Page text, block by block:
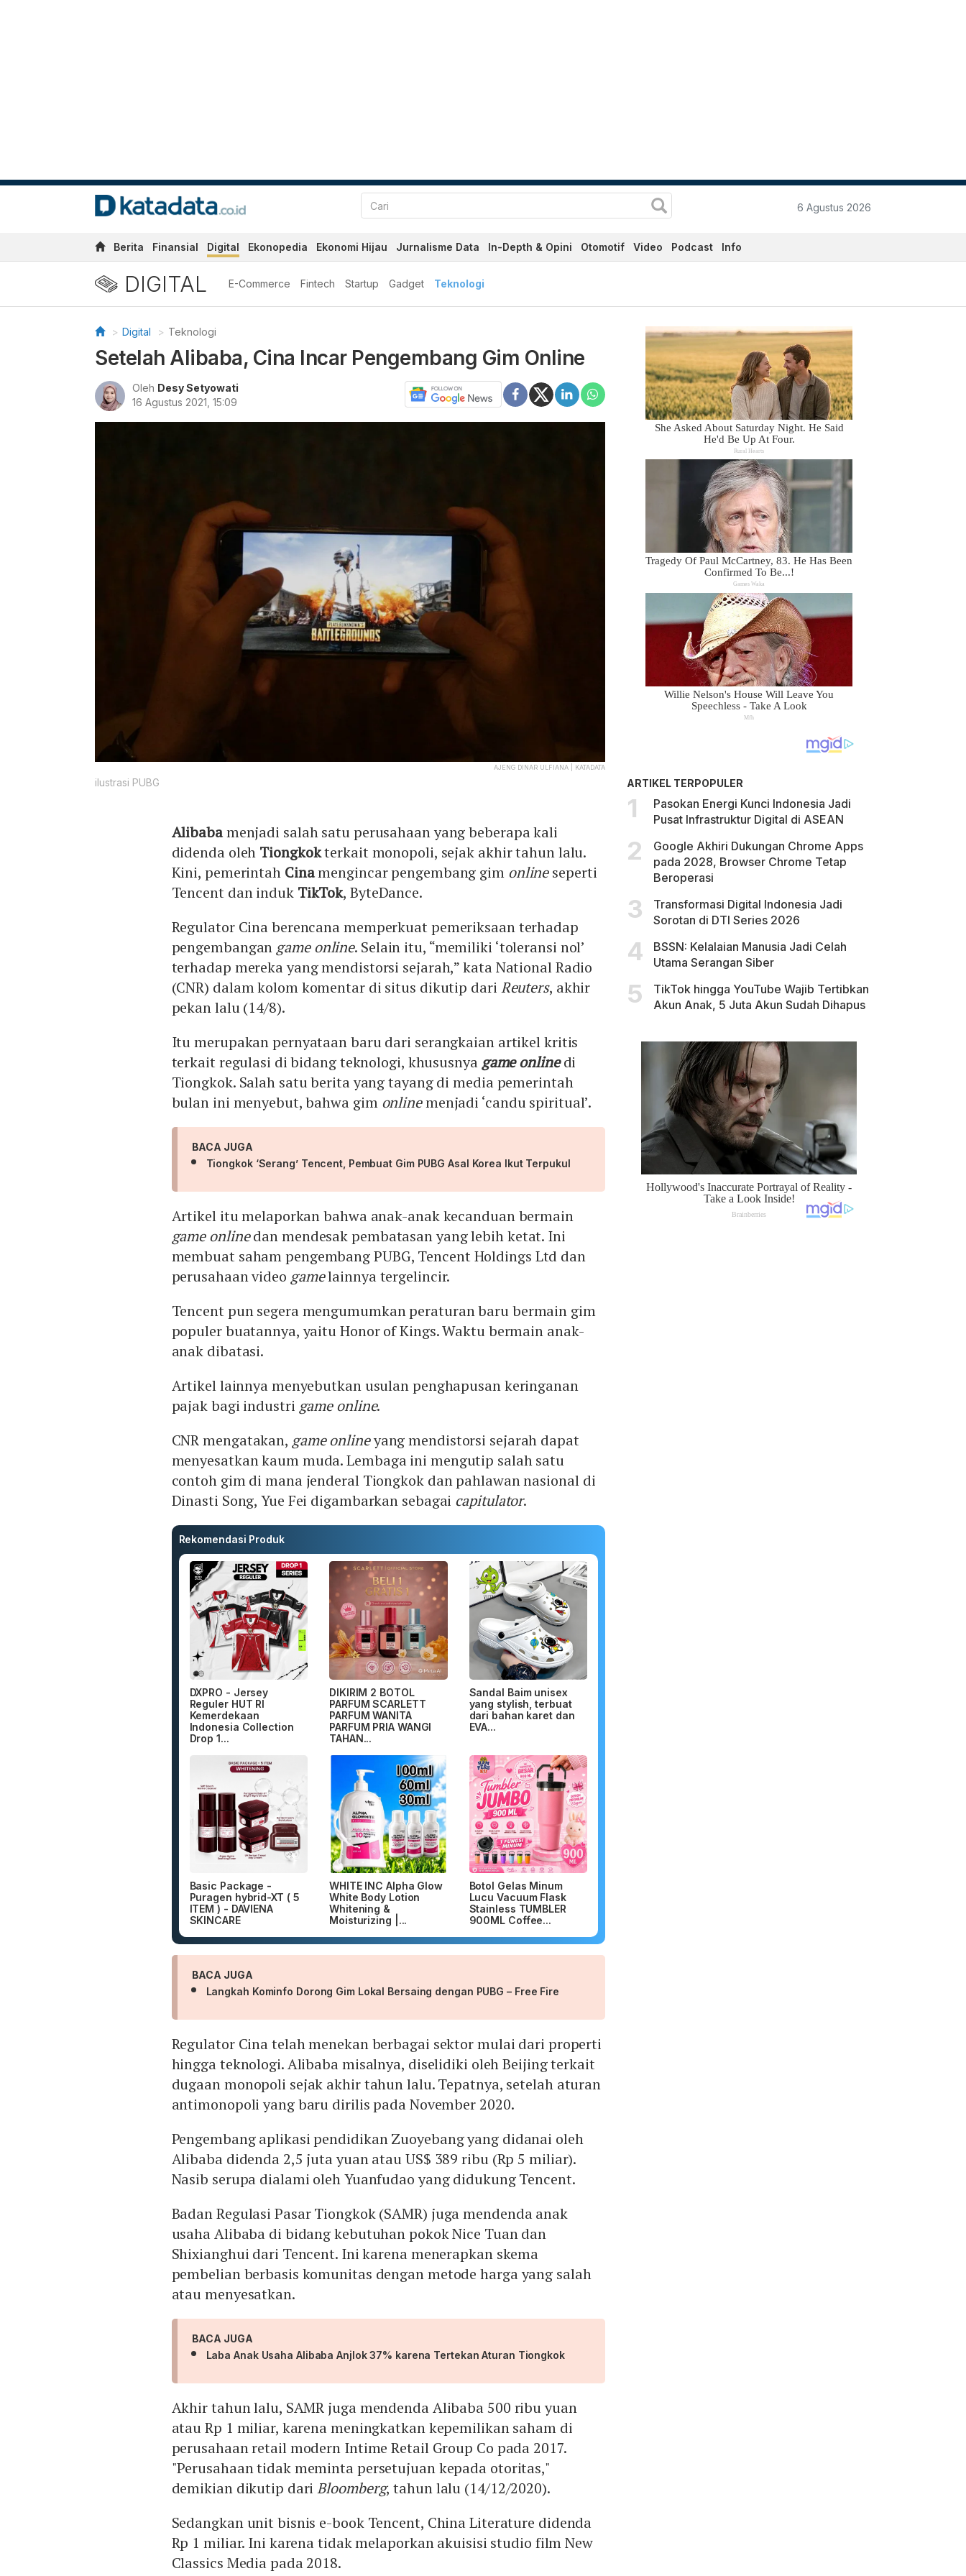
6 Agustus 2026
Berita Finansial Digital Ekonopedia Ekonomi Hijau Jurnalisme Data In-Depth & Opini Otomotif Video Podcast Info
DIGITAL E-Commerce Fintech Startup Gadget Teknologi
Digital Teknologi
Setelah Alibaba, Cina Incar Pengembang Gim Online
Oleh Desy Setyowati
16 Agustus 2021, 15:09
AJENG DINAR ULFIANA | KATADATA
ilustrasi PUBG
Alibabamenjadi salah satu perusahaan yang beberapa kali
didenda oleh Tiongkokterkait monopoli, sejak akhir tahun lalu.
Kini, pemerintah Cinamengincar pengembang gim onlineseperti
Tencent dan induk TikTok, ByteDance.
Regulator Cina berencana memperkuat pemeriksaan terhadap
pengembangan game online. Selain itu, “memiliki ‘toleransi nol’
terhadap mereka yang mendistorsi sejarah,” kata National Radio
(CNR) dalam kolom komentar di situs dikutip dari Reuters, akhir
pekan lalu (14/8).
Itu merupakan pernyataan baru dari serangkaian artikel kritis
terkait regulasi di bidang teknologi, khususnya game onlinedi
Tiongkok. Salah satu berita yang tayang di media pemerintah
bulan ini menyebut, bahwa gim onlinemenjadi ‘candu spiritual’.
BACA JUGA
Tiongkok ‘Serang’ Tencent, Pembuat Gim PUBG Asal Korea Ikut Terpukul
Artikel itu melaporkan bahwa anak-anak kecanduan bermain
game onlinedan mendesak pembatasan yang lebih ketat. Ini
membuat saham pengembang PUBG, Tencent Holdings Ltd dan
perusahaan video gamelainnya tergelincir.
Tencent pun segera mengumumkan peraturan baru bermain gim
populer buatannya, yaitu Honor of Kings. Waktu bermain anak-
anak dibatasi.
Artikel lainnya menyebutkan usulan penghapusan keringanan
pajak bagi industri game online.
CNR mengatakan, game onlineyang mendistorsi sejarah dapat
menyesatkan kaum muda. Lembaga ini mengutip salah satu
contoh gim di mana jenderal Tiongkok dan pahlawan nasional di
Dinasti Song, Yue Fei digambarkan sebagai capitulator.
Rekomendasi Produk
DXPRO - Jersey
Reguler HUT RI
Kemerdekaan
Indonesia Collection
Drop 1...
DIKIRIM 2 BOTOL
PARFUM SCARLETT
PARFUM WANITA
PARFUM PRIA WANGI
TAHAN...
Sandal Baim unisex
yang stylish, terbuat
dari bahan karet dan
EVA...
Basic Package -
Puragen hybrid-XT ( 5
ITEM ) - DAVIENA
SKINCARE
WHITE INC Alpha Glow
White Body Lotion
Whitening &
Moisturizing |...
Botol Gelas Minum
Lucu Vacuum Flask
Stainless TUMBLER
900ML Coffee...
BACA JUGA
Langkah Kominfo Dorong Gim Lokal Bersaing dengan PUBG – Free Fire
Regulator Cina telah menekan berbagai sektor mulai dari properti
hingga teknologi. Alibaba misalnya, diselidiki oleh Beijing terkait
dugaan monopoli sejak akhir tahun lalu. Tepatnya, setelah aturan
antimonopoli yang baru dirilis pada November 2020.
Pengembang aplikasi pendidikan Zuoyebang yang didanai oleh
Alibaba didenda 2,5 juta yuan atau US$ 389 ribu (Rp 5 miliar).
Nasib serupa dialami oleh Yuanfudao yang didukung Tencent.
Badan Regulasi Pasar Tiongkok (SAMR) juga mendenda anak
usaha Alibaba di bidang kebutuhan pokok Nice Tuan dan
Shixianghui dari Tencent. Ini karena menerapkan skema
pembelian berbasis komunitas dengan metode harga yang salah
atau menyesatkan.
BACA JUGA
Laba Anak Usaha Alibaba Anjlok 37% karena Tertekan Aturan Tiongkok
Akhir tahun lalu, SAMR juga mendenda Alibaba 500 ribu yuan
atau Rp 1 miliar, karena meningkatkan kepemilikan saham di
perusahaan retail modern Intime Retail Group Co pada 2017.
"Perusahaan tidak meminta persetujuan kepada otoritas,"
demikian dikutip dariBloomberg, tahun lalu (14/12/2020).
Sedangkan unit bisnis e-book Tencent, China Literature didenda
Rp 1 miliar. Ini karena tidak melaporkan akuisisi studio film New
Classics Media pada 2018.
ARTIKEL TERPOPULER
Pasokan Energi Kunci Indonesia Jadi
Pusat Infrastruktur Digital di ASEAN
Google Akhiri Dukungan Chrome Apps
pada 2028, Browser Chrome Tetap
Beroperasi
Transformasi Digital Indonesia Jadi
Sorotan di DTI Series 2026
BSSN: Kelalaian Manusia Jadi Celah
Utama Serangan Siber
TikTok hingga YouTube Wajib Tertibkan
Akun Anak, 5 Juta Akun Sudah Dihapus